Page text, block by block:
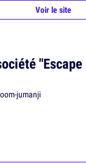
Voir le site